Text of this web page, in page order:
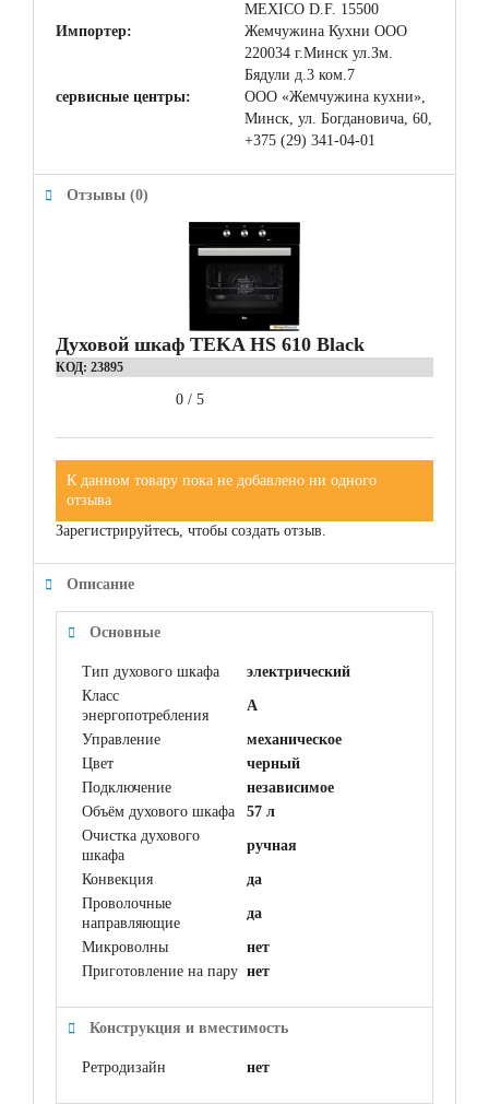
MEXICO D.F. 15500
Импортер:
Жемчужина Кухни ООО
220034 г.Минск ул.Зм.
Бядули д.3 ком.7
сервисные центры:
ООО «Жемчужина кухни»,
Минск, ул. Богдановича, 60,
+375 (29) 341-04-01
Отзывы (0)
Духовой шкаф TEKA HS 610 Black
КОД: 23895
0 / 5
К данном товару пока не добавлено ни одного
отзыва
Зарегистрируйтесь, чтобы создать отзыв.
Описание
Основные
Тип духового шкафа
электрический
Класс
энергопотребления
A
Управление
механическое
Цвет
черный
Подключение
независимое
Объём духового шкафа
57 л
Очистка духового
шкафа
ручная
Конвекция
да
Проволочные
направляющие
да
Микроволны
нет
Приготовление на пару нет
Конструкция и вместимость
Ретродизайн нет